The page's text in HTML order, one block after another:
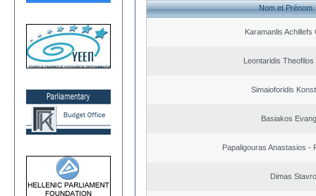
Nom et Prénom
Karamanlis Achillefs
Leontaridis
Simaioforidis
Basiakos
Papaligouras Anastasios -
Dimas